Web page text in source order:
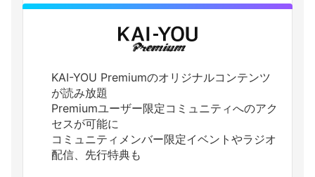
KAI-YOU Premiumのオリジナルコンテンツ
が読み放題
Premiumユーザー限定コミュニティへのアク
セスが可能に
コミュニティメンバー限定イベントやラジオ
配信、先行特典も